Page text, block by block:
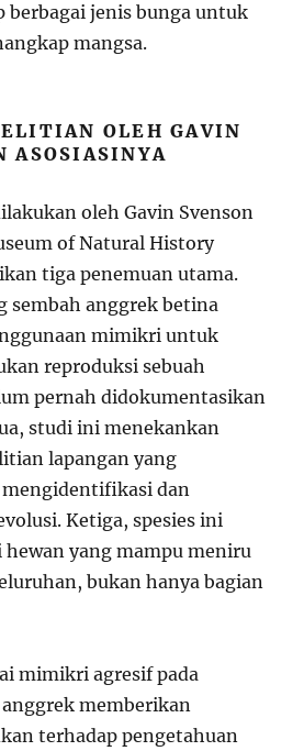
berbagai jenis bunga untuk
mangsa.
OLEH GAVIN
ASOSIASINYA
oleh Gavin Svenson
of Natural History
tiga penemuan utama.
sembah anggrek betina
mimikri untuk
reproduksi sebuah
pernah didokumentasikan
studi ini menekankan
lapangan yang
dan
Ketiga, spesies ini
hewan yang mampu meniru
bukan hanya bagian
mimikri agresif pada
memberikan
terhadap pengetahuan